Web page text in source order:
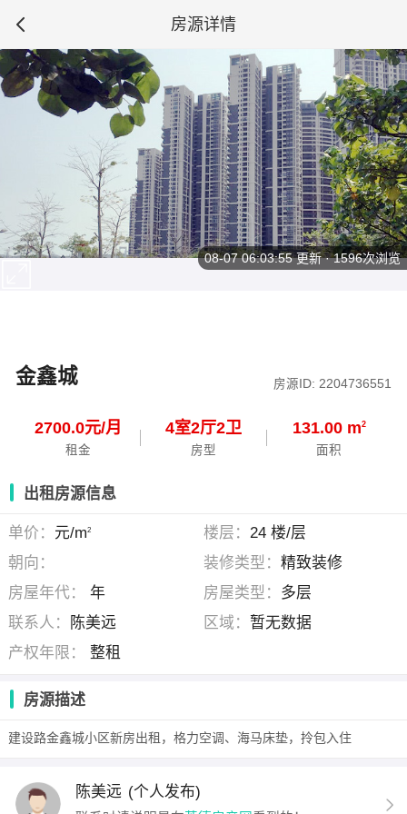
房源详情
金鑫城 房源ID: 2204736551
2700.0元/月
租金
4室2厅2卫
房型
131.00 m2
面积
08-07 06:03:55更新 · 1596次浏览
出租房源信息
单价： 元/m2 楼层： 24 楼/层
朝向：
装修类型： 精致装修
房屋年代：
年 房屋类型： 多层
联系人：
陈美远 区域： 暂无数据
产权年限：
整租
房源描述
建设路金鑫城小区新房出租，格力空调、海马床垫，拎包入住
陈美远 (个人发布)